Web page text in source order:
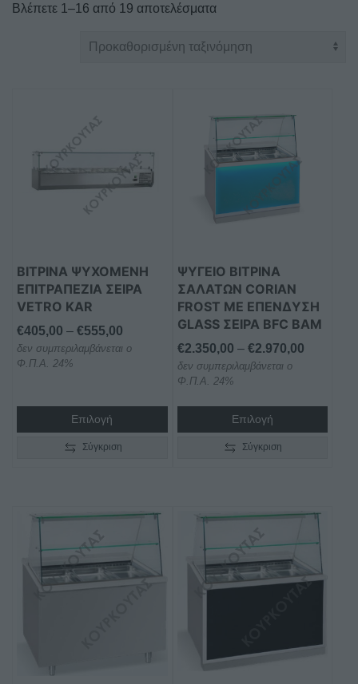
Βλέπετε 1–16 από 19 αποτελέσματα
ΒΙΤΡΙΝΑ ΨΥΧΟΜΕΝΗ
ΕΠΙΤΡΑΠΕΖΙΑ ΣΕΙΡΑ
VETRO KAR
€405,00 – €555,00
range:
€555,00
δεν συμπεριλαμβάνεται ο
Φ.Π.Α. 24%
Επιλογή
έχει
να
επιλεγούν
στη
σελίδα
του
προϊόντος
Σύγκριση
ΨΥΓΕΙΟ ΒΙΤΡΙΝΑ
ΣΑΛΑΤΩΝ CORIAN
FROST ΜΕ ΕΠΕΝΔΥΣΗ
GLASS ΣΕΙΡΑ BFC BAM
€2.350,00 – €2.970,00Price
through
δεν συμπεριλαμβάνεται ο
Φ.Π.Α. 24%
Επιλογή
προϊόν
να
επιλεγούν
στη
σελίδα
του
προϊόντος
Σύγκριση
Αυτό
μπορούν
Αυτό
μπορούν